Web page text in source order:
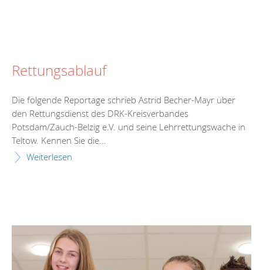
Rettungsablauf
Die folgende Reportage schrieb Astrid Becher-Mayr über
den Rettungsdienst des DRK-Kreisverbandes
Potsdam/Zauch-Belzig e.V. und seine Lehrrettungswache in
Teltow. Kennen Sie die...
Weiterlesen